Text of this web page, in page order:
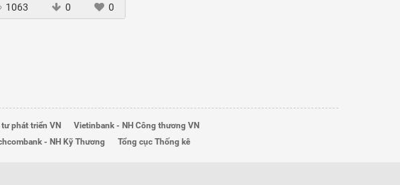
1063 0 0
phát triển VN
Vietinbank - NH Công thương VN
- NH Kỹ Thương Tổng cục Thống kê